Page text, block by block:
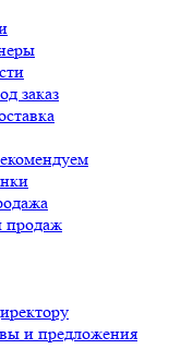
заказ
и предложения